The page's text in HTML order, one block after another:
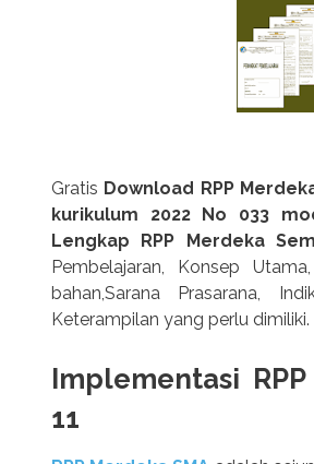
Gratis Download RPP
kurikulum 2022 No 033
Lengkap RPP Merdeka
Pembelajaran, Konsep
bahan,Sarana Prasarana,
Keterampilan yang perlu dimiliki.
Implementasi
11